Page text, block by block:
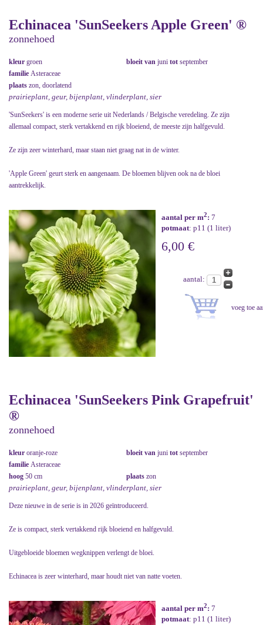
Echinacea 'SunSeekers Apple Green' ®
zonnehoed
kleur groen bloeit van juni tot september
familie Asteraceae
plaats zon, doorlatend
prairieplant, geur, bijenplant, vlinderplant, sier
'SunSeekers' is een moderne serie uit Nederlands / Belgische veredeling. Ze zijn
allemaal compact, sterk vertakkend en rijk bloeiend, de meeste zijn halfgevuld.
Ze zijn zeer winterhard, maar staan niet graag nat in de winter.
'Apple Green' geurt sterk en aangenaam. De bloemen blijven ook na de bloei
aantrekkelijk.
aantal per m2: 7
potmaat: p11 (1 liter)
6,00 €
aantal:
Echinacea 'SunSeekers Pink Grapefruit'
®
zonnehoed
kleur oranje-roze bloeit van juni tot september
familie Asteraceae
hoog 50 cm plaats zon
prairieplant, geur, bijenplant, vlinderplant, sier
Deze nieuwe in de serie is in 2026 geïntroduceerd.
Ze is compact, sterk vertakkend rijk bloeiend en halfgevuld.
Uitgebloeide bloemen wegknippen verlengt de bloei.
Echinacea is zeer winterhard, maar houdt niet van natte voeten.
aantal per m2: 7
potmaat: p11 (1 liter)